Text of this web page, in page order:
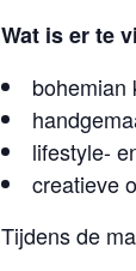
Wat is er te
bohemian
lifestyle-
creatieve
Tijdens de